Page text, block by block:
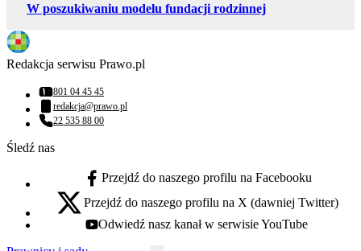
W poszukiwaniu modelu fundacji rodzinnej
Redakcja serwisu Prawo.pl
Numer telefonu:
801 04 45 45
Adres email:
redakcja@prawo.pl
Numer telefonu:
22 535 88 00
Śledź nas
facebook - otwiera się w nowej karcie
Przejdź do naszego profilu na Facebooku
x - otwiera się w nowej karcie
Przejdź do naszego profilu na X (dawniej Twitter)
youtube - otwiera się w nowej karcie
Odwiedź nasz kanał w serwisie YouTube